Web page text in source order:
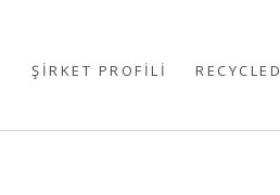
ŞİRKET PROFİLİ RECYCLED